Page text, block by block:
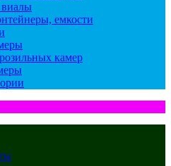
емкости
камер